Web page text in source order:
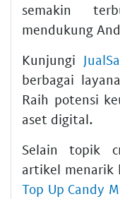
semakin
mendukung
Kunjungi
berbagai
Raih potensi
aset digital.
Selain topik
artikel menarik
Top Up Candy